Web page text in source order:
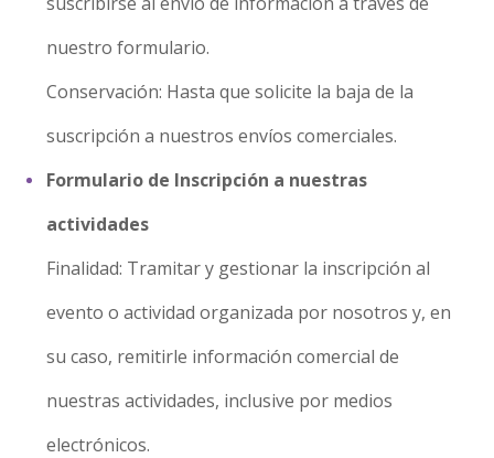
nuestro formulario.
Conservación: Hasta que solicite la baja de la
suscripción a nuestros envíos comerciales.
Formulario de Inscripción a nuestras
actividades
Finalidad: Tramitar y gestionar la inscripción al
evento o actividad organizada por nosotros y, en
su caso, remitirle información comercial de
nuestras actividades, inclusive por medios
electrónicos.